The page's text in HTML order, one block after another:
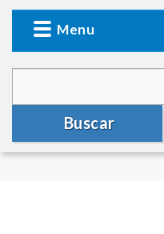
Menu
Buscar